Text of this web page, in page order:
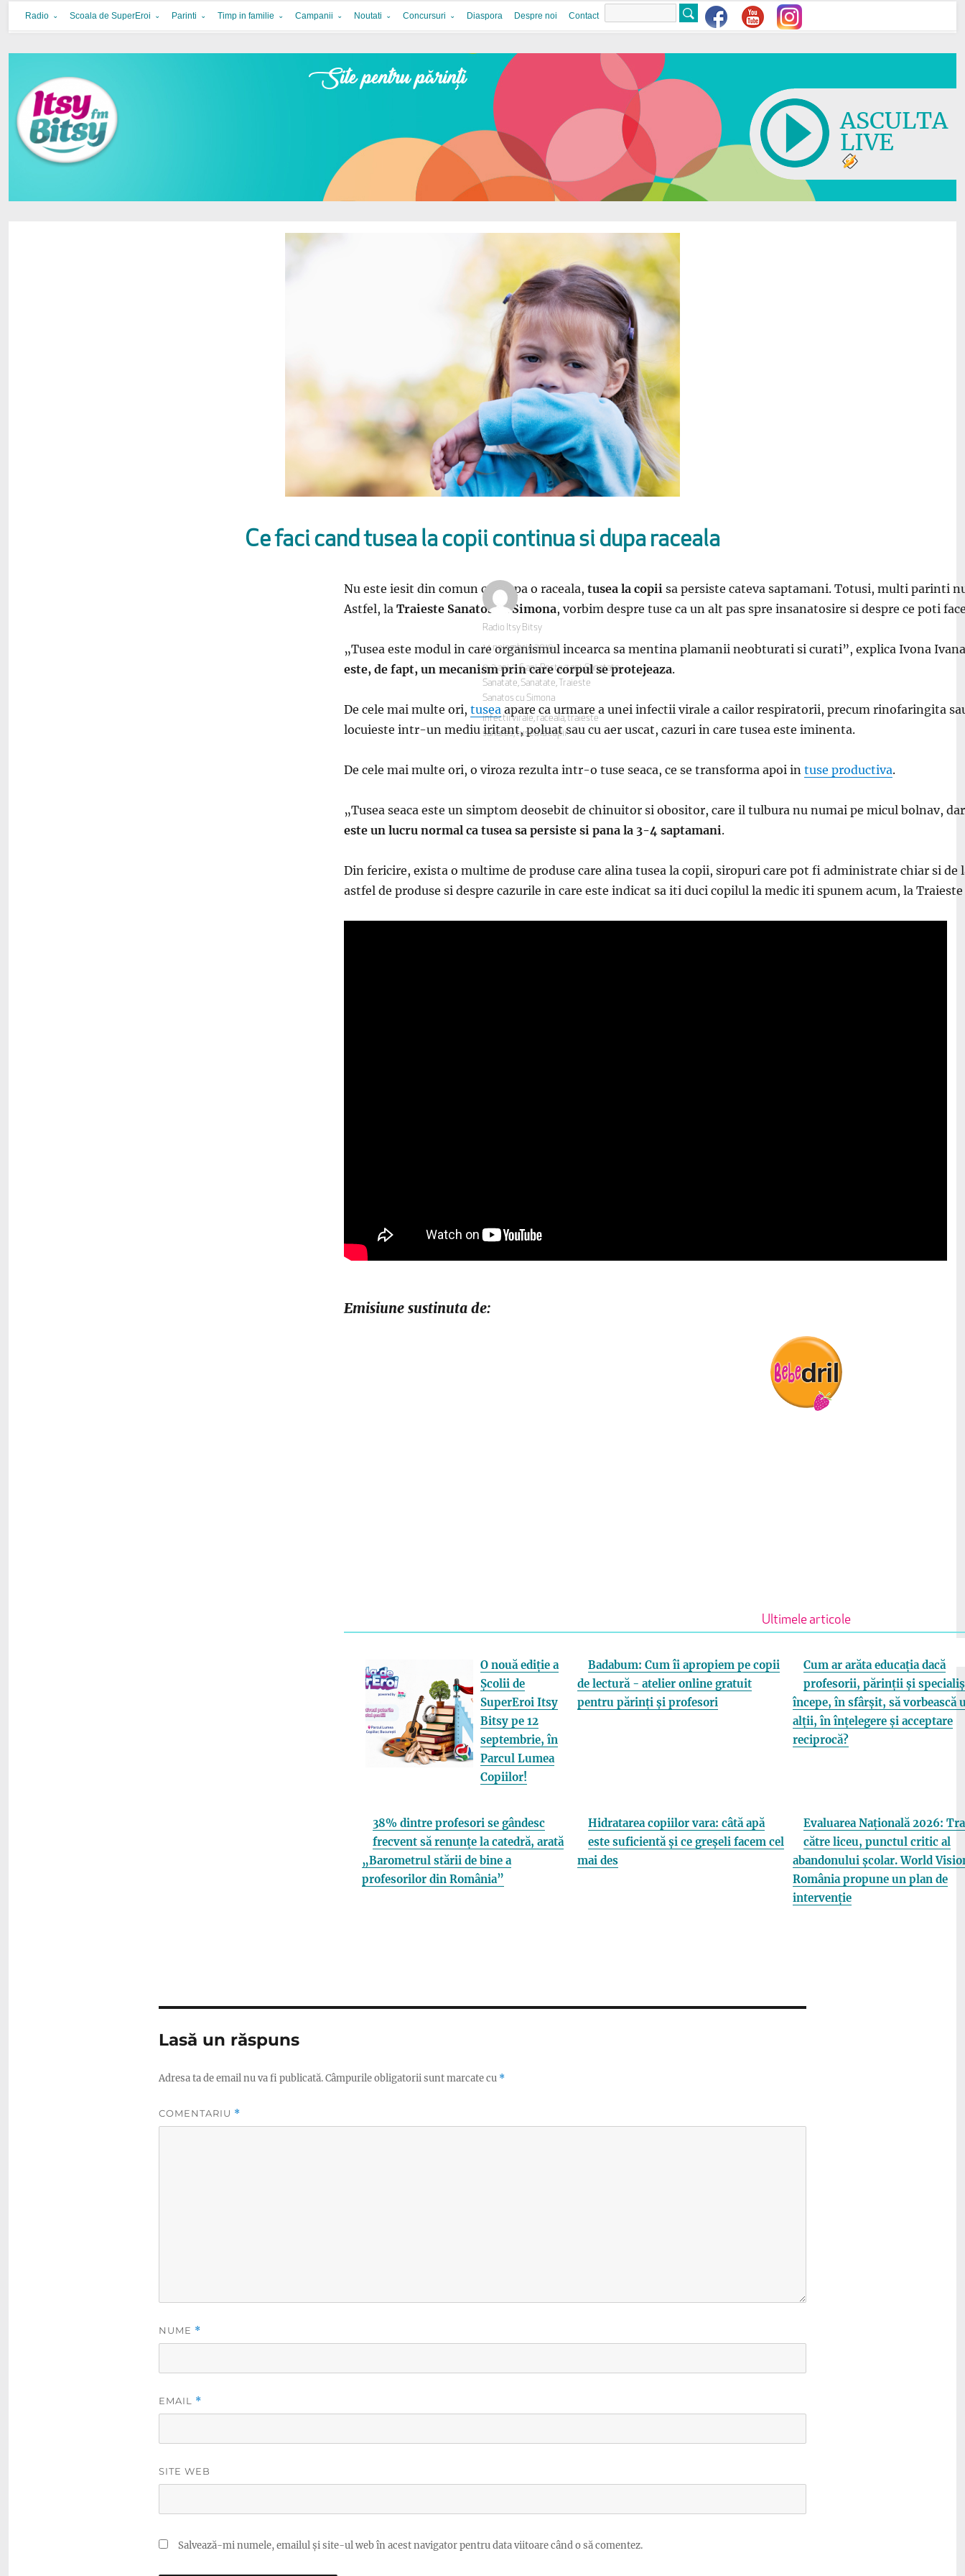
Itsy Bitsy
bucurie in familie
Radio Scoala de SuperEroi Parinti Timp in familie Campanii Noutati Concursuri Diaspora Despre noi Contact
ASCULTA
LIVE
Ce faci cand tusea la copii continua si dupa raceala
Nu este iesit din comun ca, dupa o raceala, tusea la copiisa persiste cateva saptamani. Totusi, multi parinti
Astfel, la Traieste Sanatos cu Simona, vorbim despre tuse ca un alt pas spre insanatosire si despre ce poti
„Tusea este modul in care organismul incearca sa mentina plamanii neobturati si curati”, explica Ivona
este, de fapt, un mecanism prin care corpul se protejeaza.
De cele mai multe ori, tuseaapare ca urmare a unei infectii virale a cailor respiratorii, precum rinofaringita
locuieste intr-un mediu iritant, poluat sau cu aer uscat, cazuri in care tusea este iminenta.
De cele mai multe ori, o viroza rezulta intr-o tuse seaca, ce se transforma apoi in tuse productiva.
„Tusea seaca este un simptom deosebit de chinuitor si obositor, care il tulbura nu numai pe micul bolnav,
este un lucru normal ca tusea sa persiste si pana la 3-4 saptamani.
Din fericire, exista o multime de produse care alina tusea la copii, siropuri care pot fi administrate chiar si de
astfel de produse si despre cazurile in care este indicat sa iti duci copilul la medic iti spunem acum, la
Emisiune sustinuta de:
Ultimele articole
O nouă ediție a
Școlii de
SuperEroi Itsy
Bitsy pe 12
septembrie, în
Parcul Lumea
Copiilor!
Badabum: Cum îi apropiem pe copii
de lectură - atelier online gratuit
pentru părinți și profesori
Cum ar arăta educația dacă
profesorii, părinții și
începe, în sfârșit, să vorbească
alții, în înțelegere și acceptare
reciprocă?
38% dintre profesori se gândesc
frecvent să renunțe la catedră, arată
„Barometrul stării de bine a
profesorilor din România”
Hidratarea copiilor vara: câtă apă
este suficientă și ce greșeli facem cel
mai des
Evaluarea Națională 2026:
către liceu, punctul critic al
abandonului școlar. World
România propune un plan de
intervenție
Autor
Radio Itsy Bitsy
Publicat
pe
14 noiembrie 2019
Categorii
0-2 ani,3-6 ani,Peste 7 ani,Sanatate,
Sanatate,Sanatate,
Traieste
Sanatos cu Simona
Etichete
infectii virale, raceala,traieste
sanatos,tusea la copii
Lasă un răspuns
Adresa ta de email nu va fi publicată.Câmpurile obligatorii sunt marcate cu *
COMENTARIU *
NUME *
EMAIL *
SITE WEB
Salvează-mi numele, emailul și site-ul web în acest navigator pentru data viitoare când o să comentez.